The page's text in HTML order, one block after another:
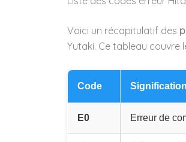
Voici un récapitulatif des
Yutaki. Ce tableau couvre
Code Signification
E0 Erreur de